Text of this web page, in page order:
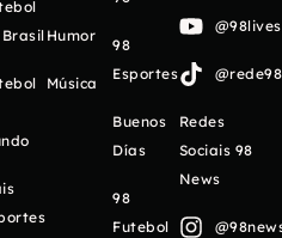
Humor
Música
98
Esportes
Buenos
Días
98
Futebol
Redes
Sociais 98
News